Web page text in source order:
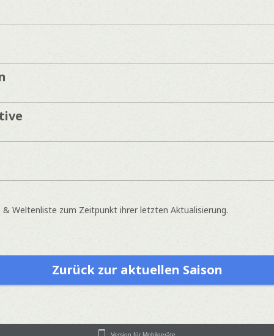
Weltenliste zum Zeitpunkt ihrer letzten Aktualisierung.
Zurück zur aktuellen Saison
Version für Mobilgeräte